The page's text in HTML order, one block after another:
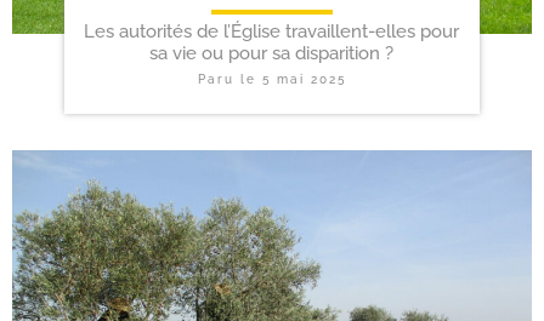
Les autorités de l’Église travaillent-elles pour
sa vie ou pour sa disparition ?
Paru le 5 mai 2025